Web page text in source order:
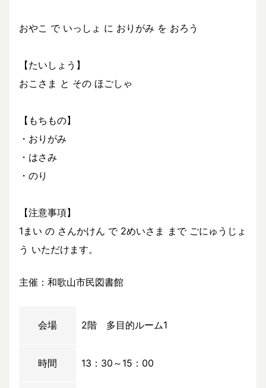
おやこ で いっしょ に おりがみ を おろう
【たいしょう】
おこさま と その ほごしゃ
【もちもの】
・おりがみ
・はさみ
・のり
【注意事項】
1まい の さんかけん で 2めいさま まで ごにゅうじょ
う いただけます。
主催：和歌山市民図書館
会場 2階 多目的ルーム1
時間 13：30～15：00